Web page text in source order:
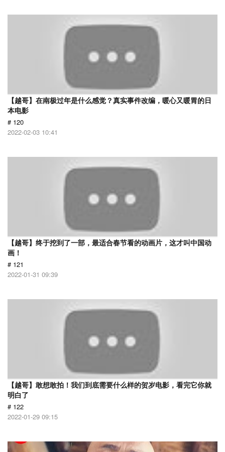
【越哥】在南极过年是什么感觉？真实事件改编，暖心又暖胃的日
本电影
# 120
2022-02-03 10:41
【越哥】终于挖到了一部，最适合春节看的动画片，这才叫中国动
画！
# 121
2022-01-31 09:39
【越哥】敢想敢拍！我们到底需要什么样的贺岁电影，看完它你就
明白了
# 122
2022-01-29 09:15